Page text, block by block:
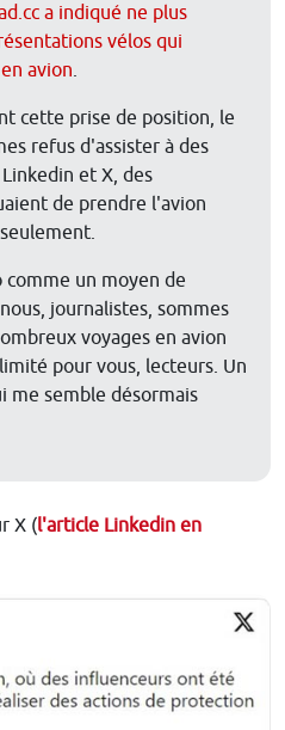
a indiqué ne plus
vélos qui
avion.
cette prise de position, le
refus d'assister à des
et X, des
de prendre l'avion
un moyen de
journalistes, sommes
voyages en avion
pour vous, lecteurs. Un
me semble désormais
X (l'article Linkedin en